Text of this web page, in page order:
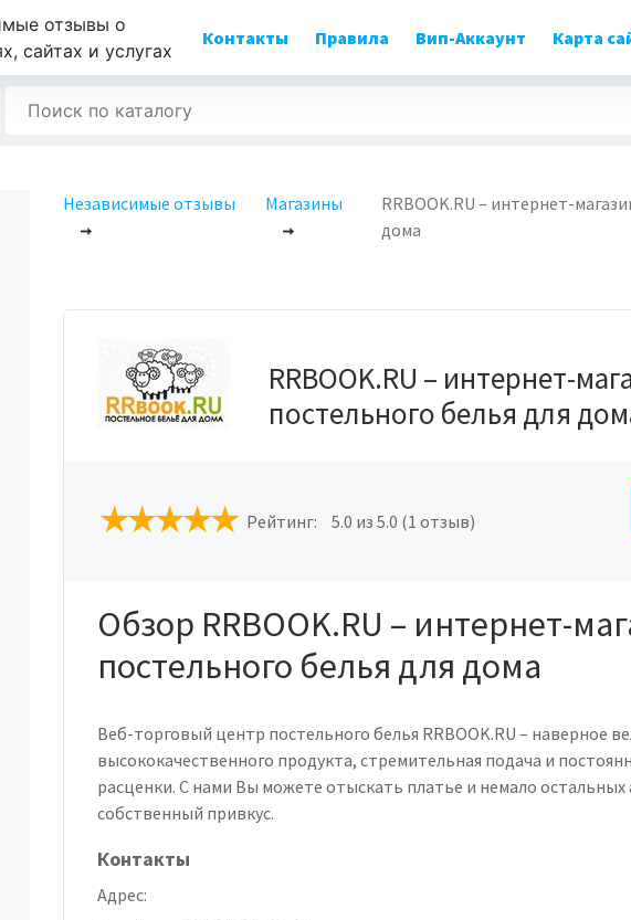
отзывы о
сайтах и услугах
Контакты Правила Вип-Аккаунт Карта
Независимые отзывы Магазины
RRBOOK.RU – интернет-
дома
RRBOOK.RU – интернет-
постельного белья для
Рейтинг: 5.0 из 5.0 (1 отзыв)
Обзор RRBOOK.RU – интернет-
постельного белья для дома
Веб-торговый центр постельного белья RRBOOK.RU – наверное
высококачественного продукта, стремительная подача и
расценки. С нами Вы можете отыскать платье и немало остальных
собственный привкус.
Контакты
Адрес: